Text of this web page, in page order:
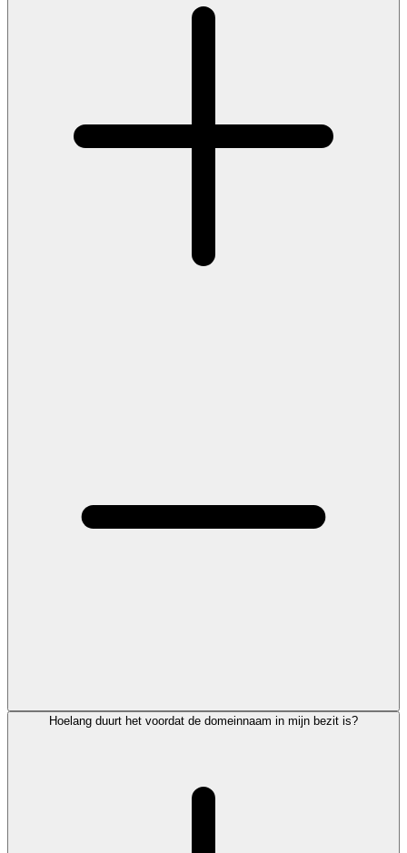
Hoelang duurt het voordat de domeinnaam in mijn bezit is?